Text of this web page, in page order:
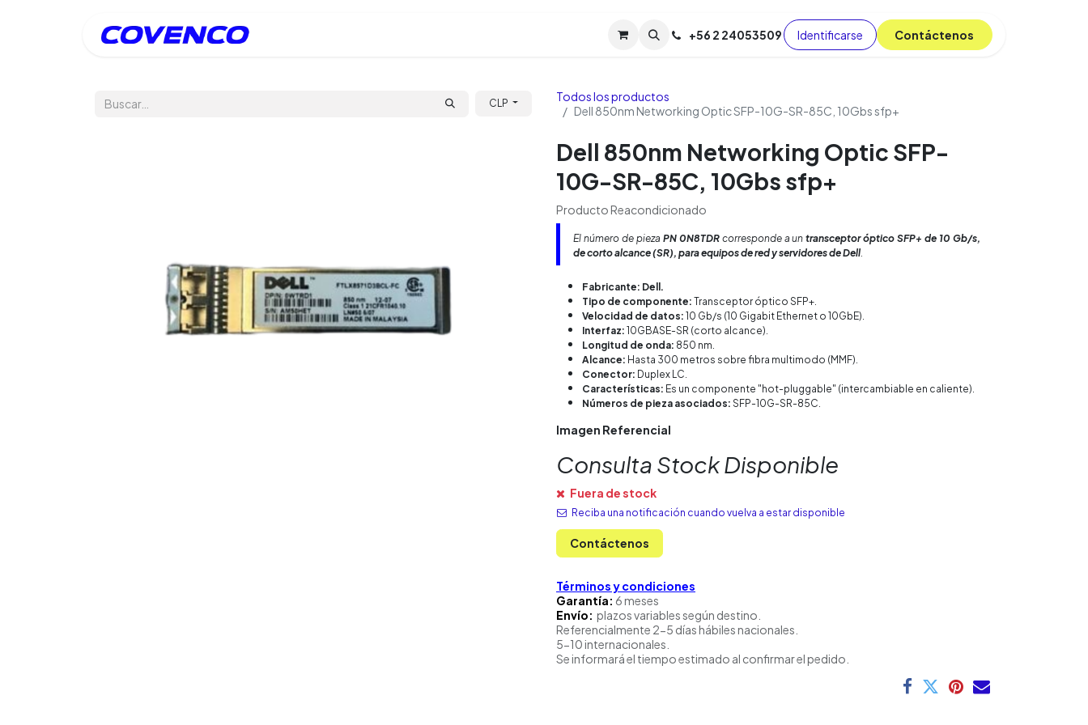
Soporte TPM (CL) Tienda Cursos Blog
+56 2 24053509 Identificarse C​​​​ont​​​​áct​​​​​​en​​​​​​os
CLP
Todos los productos
Dell 850nm Networking Optic SFP-10G-SR-85C, 10Gbs sfp+
Dell 850nm Networking Optic SFP-
10G-SR-85C, 10Gbs sfp+
Producto Reacondicionado
El número de pieza PN 0N8TDRcorresponde a untransceptor óptico SFP+ de 10 Gb/s,
de corto alcance (SR), para equipos de red y servidores de Dell.
Fabricante: Dell.
Tipo de componente: Transceptor óptico SFP+.
Velocidad de datos: 10 Gb/s (10 Gigabit Ethernet o 10GbE).
Interfaz: 10GBASE-SR (corto alcance).
Longitud de onda: 850 nm.
Alcance: Hasta 300 metros sobre fibra multimodo (MMF).
Conector: Duplex LC.
Características: Es un componente "hot-pluggable" (intercambiable en caliente).
Números de pieza asociados: SFP-10G-SR-85C.
Imagen Referencial
Consulta Stock Disponible
Fuera de stock
Reciba una notificación cuando vuelva a estar disponible
Contáctenos
Términos y condiciones
Garantía: 6 meses
Envío: plazos variables según destino.
Referencialmente 2-5 días hábiles nacionales.
5-10 internacionales.
Se informará el tiempo estimado al confirmar el pedido.